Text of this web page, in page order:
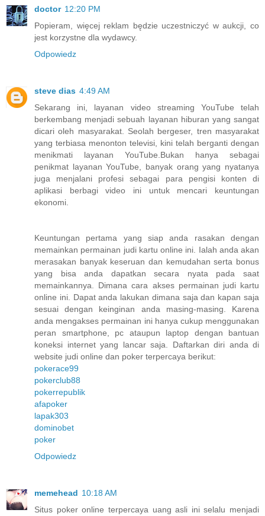
doctor 12:20 PM
Popieram, więcej reklam będzie uczestniczyć w aukcji, co
jest korzystne dla wydawcy.
Odpowiedz
steve dias 4:49 AM
Sekarang ini, layanan video streaming YouTube telah
berkembang menjadi sebuah layanan hiburan yang sangat
dicari oleh masyarakat. Seolah bergeser, tren masyarakat
yang terbiasa menonton televisi, kini telah berganti dengan
menikmati layanan YouTube.Bukan hanya sebagai
penikmat layanan YouTube, banyak orang yang nyatanya
juga menjalani profesi sebagai para pengisi konten di
aplikasi berbagi video ini untuk mencari keuntungan
ekonomi.
Keuntungan pertama yang siap anda rasakan dengan
memainkan permainan judi kartu online ini. Ialah anda akan
merasakan banyak keseruan dan kemudahan serta bonus
yang bisa anda dapatkan secara nyata pada saat
memainkannya. Dimana cara akses permainan judi kartu
online ini. Dapat anda lakukan dimana saja dan kapan saja
sesuai dengan keinginan anda masing-masing. Karena
anda mengakses permainan ini hanya cukup menggunakan
peran smartphone, pc ataupun laptop dengan bantuan
koneksi internet yang lancar saja. Daftarkan diri anda di
website judi online dan poker terpercaya berikut:
pokerace99
pokerclub88
pokerrepublik
afapoker
lapak303
dominobet
poker
Odpowiedz
memehead 10:18 AM
Situs poker online terpercaya uang asli ini selalu menjadi